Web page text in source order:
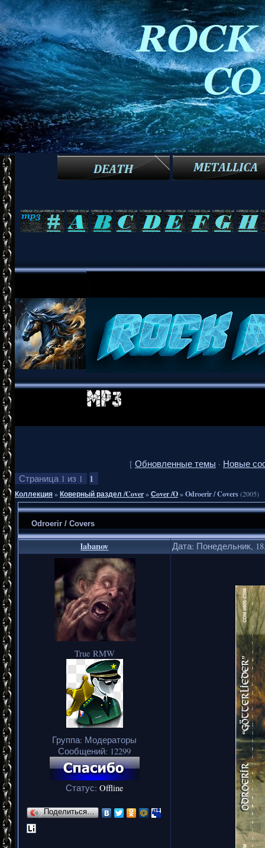
[ Обновленные темы · Новые
Страница 1 из 1 1
Коллекция»Коверный раздел /Cover»Сover /O»Odroerir / Covers(2005)
Odroerir / Covers
labanov Дата: Понедельник,
True RMW
Группа: Модераторы
Сообщений: 12299
Статус: Offline
Поделиться…